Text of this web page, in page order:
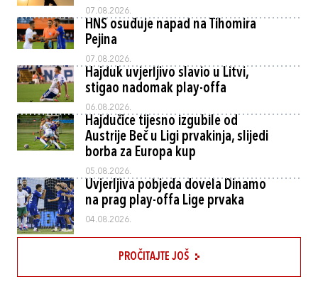
07.08.2026.
HNS osuđuje napad na Tihomira
Pejina
07.08.2026.
Hajduk uvjerljivo slavio u Litvi,
stigao nadomak play-offa
06.08.2026.
Hajdučice tijesno izgubile od
Austrije Beč u Ligi prvakinja, slijedi
borba za Europa kup
05.08.2026.
Uvjerljiva pobjeda dovela Dinamo
na prag play-offa Lige prvaka
04.08.2026.
PROČITAJTE JOŠ